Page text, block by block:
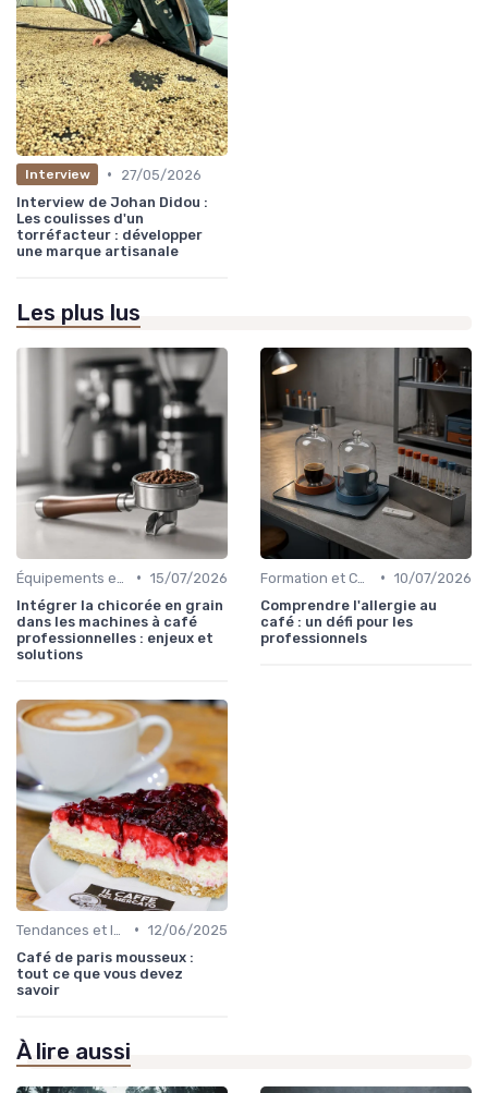
Interview •
27/05/2026
Interview de Johan Didou :
Les coulisses d'un
torréfacteur : développer
une marque artisanale
Les plus lus
• 15/07/2026
Intégrer la chicorée en grain
dans les machines à café
professionnelles : enjeux et
solutions
• 10/07/2026
Comprendre l'allergie au
café : un défi pour les
professionnels
• 12/06/2025
Café de paris mousseux :
tout ce que vous devez
savoir
À lire aussi